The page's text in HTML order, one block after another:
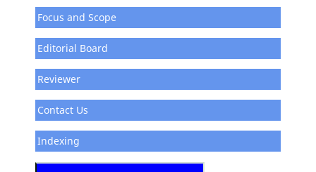
Focus and Scope
Editorial Board
Reviewer
Contact Us
Indexing